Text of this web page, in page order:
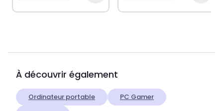
À découvrir également
Ordinateur portable
PC Gamer